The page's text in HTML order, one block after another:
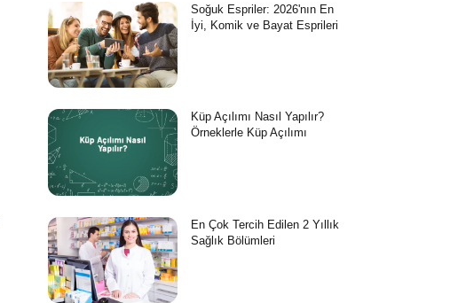
Soğuk Espriler: 2026'nın En
İyi, Komik ve Bayat Esprileri
Küp Açılımı Nasıl Yapılır?
Örneklerle Küp Açılımı
En Çok Tercih Edilen 2 Yıllık
Sağlık Bölümleri